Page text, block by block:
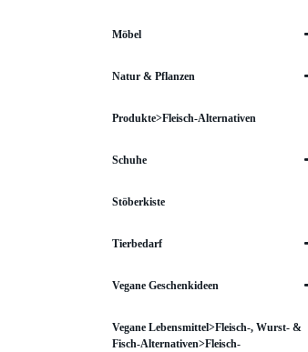
Möbel
Natur & Pflanzen
Produkte>Fleisch-Alternativen
Schuhe
Stöberkiste
Tierbedarf
Vegane Geschenkideen
Vegane Lebensmittel>Fleisch-, Wurst- &
Fisch-Alternativen>Fleisch-